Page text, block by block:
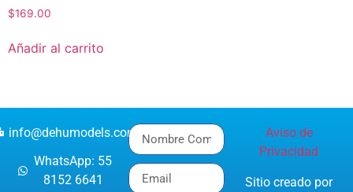
$169.00
Añadir al carrito
info@dehumodels.com
WhatsApp: 55
8152 6641
Aviso de
Privacidad
Sitio creado por